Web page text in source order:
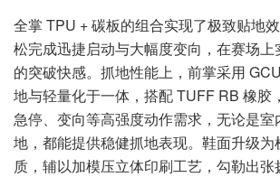
全掌 TPU + 碳板的组合实现了极致贴地
松完成迅捷启动与大幅度变向，在赛场上
的突破快感。抓地性能上，前掌采用
地与轻量化于一体，搭配 TUFF RB 橡胶
急停、变向等高强度动作需求，无论是
地，都能提供稳健抓地表现。鞋面升级
质，辅以加模压立体印刷工艺，勾勒出张